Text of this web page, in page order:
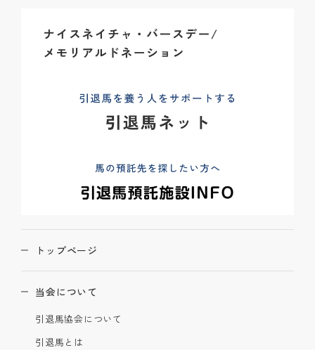
トップページ
当会について
引退馬協会について
引退馬とは